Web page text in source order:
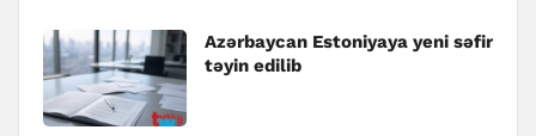
Azərbaycan Estoniyaya yeni səfir
təyin edilib